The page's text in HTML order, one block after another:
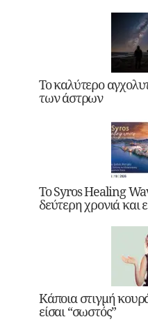
Το καλύτερο
των άστρων
Το Syros Healing
δεύτερη χρονιά και
Κάποια στιγμή
είσαι “σωστός”